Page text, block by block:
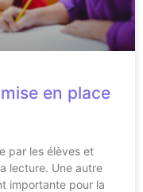
en place
par les élèves et
lecture. Une autre
importante pour la